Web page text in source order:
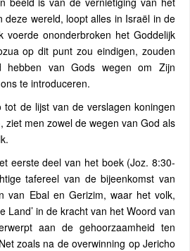
deze wereld, loopt alles in Israël in de
voerde ononderbroken het Goddelijk
op dit punt zou eindigen, zouden
hebben van Gods wegen om Zijn
te introduceren.
tot de lijst van de verslagen koningen
ziet men zowel de wegen van God als
eerste deel van het boek (Joz. 8:30-
tafereel van de bijeenkomst van
van Ebal en Gerizim, waar het volk,
Land’ in de kracht van het Woord van
aan de gehoorzaamheid ten
zoals na de overwinning op Jericho